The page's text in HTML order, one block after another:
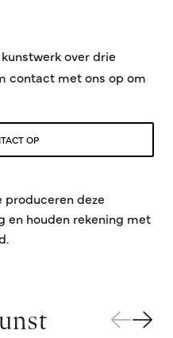
over drie
contact met ons op om
OP
deze
en houden rekening met